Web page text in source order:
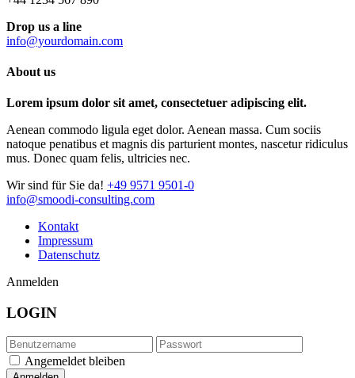
Drop us a line
info@yourdomain.com
About us
Lorem ipsum dolor sit amet, consectetuer adipiscing elit.
Aenean commodo ligula eget dolor. Aenean massa. Cum sociis
natoque penatibus et magnis dis parturient montes, nascetur ridiculus
mus. Donec quam felis, ultricies nec.
Wir sind für Sie da! +49 9571 9501-0
info@smoodi-consulting.com
Kontakt
Impressum
Datenschutz
Anmelden
LOGIN
Angemeldet bleiben